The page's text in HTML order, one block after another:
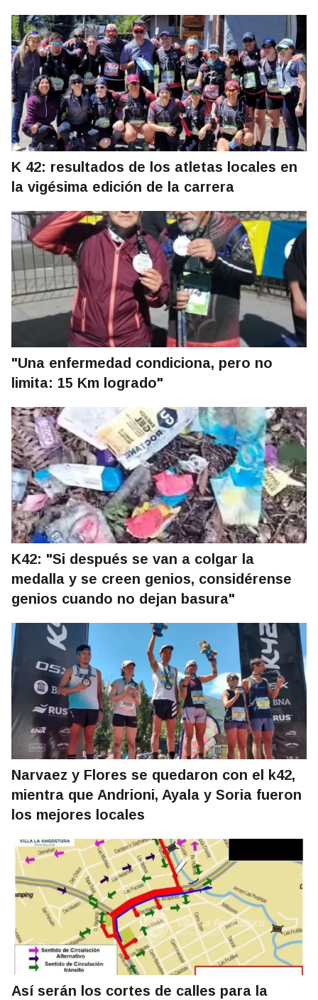
K 42: resultados de los atletas locales en
la vigésima edición de la carrera
"Una enfermedad condiciona, pero no
limita: 15 Km logrado"
K42: "Si después se van a colgar la
medalla y se creen genios, considérense
genios cuando no dejan basura"
Narvaez y Flores se quedaron con el k42,
mientra que Andrioni, Ayala y Soria fueron
los mejores locales
Así serán los cortes de calles para la